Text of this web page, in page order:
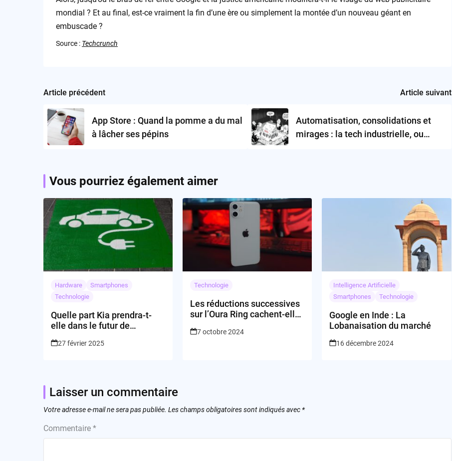
mondial ? Et au final, est-ce vraiment la fin d’une ère ou simplement la montée d’un nouveau géant en
embuscade ?
Source : Techcrunch
Post
navigation
Article précédent
App Store : Quand la pomme a du mal
à lâcher ses pépins
Article suivant
Automatisation, consolidations et
mirages : la tech industrielle, ou
Vous pourriez également aimer
Hardware
Smartphones
Technologie
Quelle part Kia prendra-t-
elle dans le futur de
27 février 2025
Technologie
Les réductions successives
sur l’Oura Ring cachent-elles
? 7 octobre 2024
Intelligence Artificielle
Smartphones
Technologie
Google en Inde : La
Lobanaisation du marché
16 décembre 2024
Laisser un commentaire
Votre adresse e-mail ne sera pas publiée. Les champs obligatoires sont indiqués avec *
Commentaire *